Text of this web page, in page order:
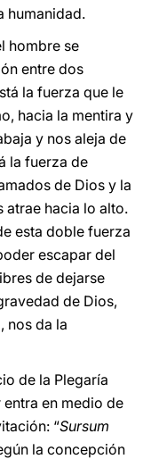
humanidad.
hombre se
entre dos
la fuerza que le
hacia la mentira y
y nos aleja de
la fuerza de
de Dios y la
atrae hacia lo alto.
esta doble fuerza
escapar del
de dejarse
de Dios,
nos da la
de la Plegaría
en medio de
“Sursum
la concepción